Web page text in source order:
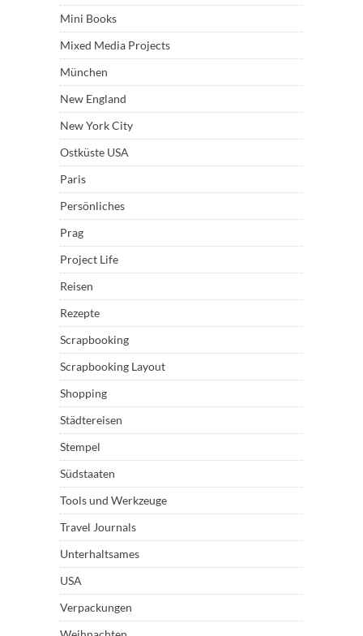
Mini Books
Mixed Media Projects
München
New England
New York City
Ostküste USA
Paris
Persönliches
Prag
Project Life
Reisen
Rezepte
Scrapbooking
Scrapbooking Layout
Shopping
Städtereisen
Stempel
Südstaaten
Tools und Werkzeuge
Travel Journals
Unterhaltsames
USA
Verpackungen